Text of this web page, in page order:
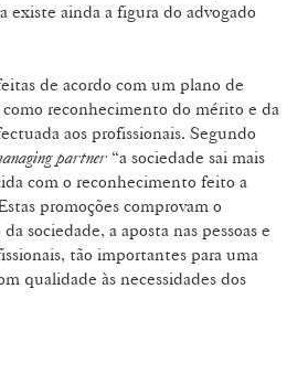
existe ainda a figura do advogado
de acordo com um plano de
reconhecimento do mérito e da
aos profissionais. Segundo
partner “a sociedade sai mais
com o reconhecimento feito a
promoções comprovam o
sociedade, a aposta nas pessoas e
tão importantes para uma
qualidade às necessidades dos